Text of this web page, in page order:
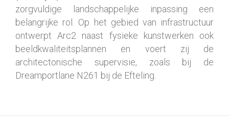
zorgvuldige landschappelijke inpassing een
belangrijke rol. Op het gebied van infrastructuur
ontwerpt Arc2 naast fysieke kunstwerken ook
beeldkwaliteitsplannen en voert zij de
architectonische supervisie, zoals bij de
Dreamportlane N261 bij de Efteling.